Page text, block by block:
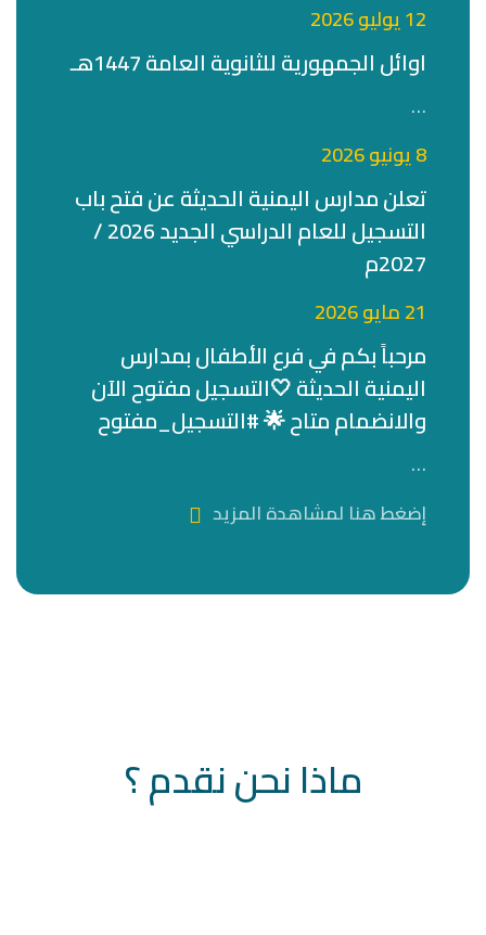
12 يوليو 2026
اوائل الجمهورية للثانوية العامة 1447هـ
…
8 يونيو 2026
تعلن مدارس اليمنية الحديثة عن فتح باب
التسجيل للعام الدراسي الجديد 2026 /
2027م
21 مايو 2026
مرحباً بكم في فرع الأطفال بمدارس
اليمنية الحديثة 🤍التسجيل مفتوح الآن
والانضمام متاح 🌟 #التسجيل_مفتوح
…
إضغط هنا لمشاهدة المزيد
ماذا نحن نقدم ؟